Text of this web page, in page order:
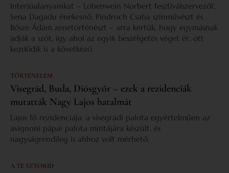
Interjúalanyainkat – Lobenwein Norbert fesztiválszervezőt,
Sena Dagadu énekesnő, Pindroch Csaba színművészt és
Bősze Ádám zenetörténészt – arra kértük, hogy egymásnak
adják a szót, így ahol az egyik beszélgetés véget ér, ott
kezdődik is a következő.
TÖRTÉNELEM
Visegrád, Buda, Diósgyőr – ezek a rezidenciák
mutatták Nagy Lajos hatalmát
Lajos fő rezidenciája, a visegrádi palota egyértelműen az
avignoni pápai palota mintájára készült, és
nagyságrendileg is ahhoz volt mérhető.
A TE SZTORID